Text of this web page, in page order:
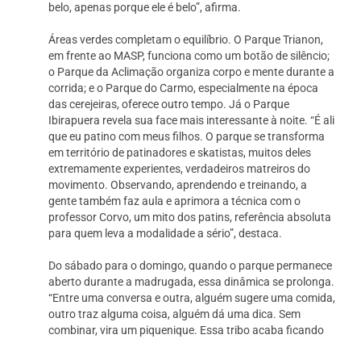
belo, apenas porque ele é belo”, afirma.
Áreas verdes completam o equilíbrio. O Parque Trianon,
em frente ao MASP, funciona como um botão de silêncio;
o Parque da Aclimação organiza corpo e mente durante a
corrida; e o Parque do Carmo, especialmente na época
das cerejeiras, oferece outro tempo. Já o Parque
Ibirapuera revela sua face mais interessante à noite. “É ali
que eu patino com meus filhos. O parque se transforma
em território de patinadores e skatistas, muitos deles
extremamente experientes, verdadeiros matreiros do
movimento. Observando, aprendendo e treinando, a
gente também faz aula e aprimora a técnica com o
professor Corvo, um mito dos patins, referência absoluta
para quem leva a modalidade a sério”, destaca.
Do sábado para o domingo, quando o parque permanece
aberto durante a madrugada, essa dinâmica se prolonga.
“Entre uma conversa e outra, alguém sugere uma comida,
outro traz alguma coisa, alguém dá uma dica. Sem
combinar, vira um piquenique. Essa tribo acaba ficando